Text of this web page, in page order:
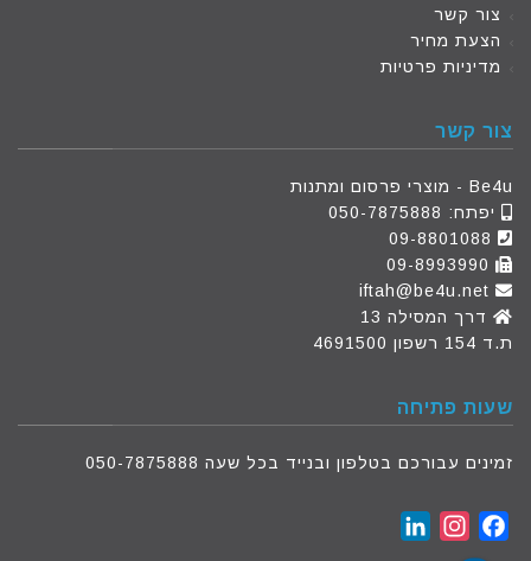
צור קשר
הצעת מחיר
מדיניות פרטיות
צור קשר
Be4u - מוצרי פרסום ומתנות
יפתח: 050-7875888
09-8801088
iftah@be4u.net
דרך המסילה 13
ת.ד 154 רשפון 4691500
שעות פתיחה
זמינים עבורכם בטלפון ובנייד בכל שעה 050-7875888
Facebook
Instagram